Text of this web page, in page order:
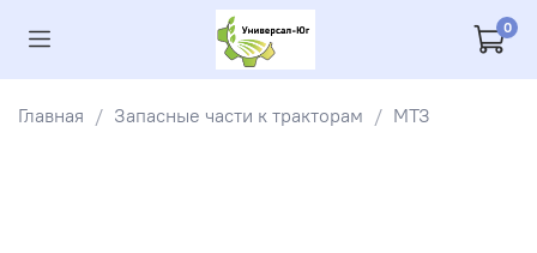
0
Главная Запасные части к тракторам МТЗ